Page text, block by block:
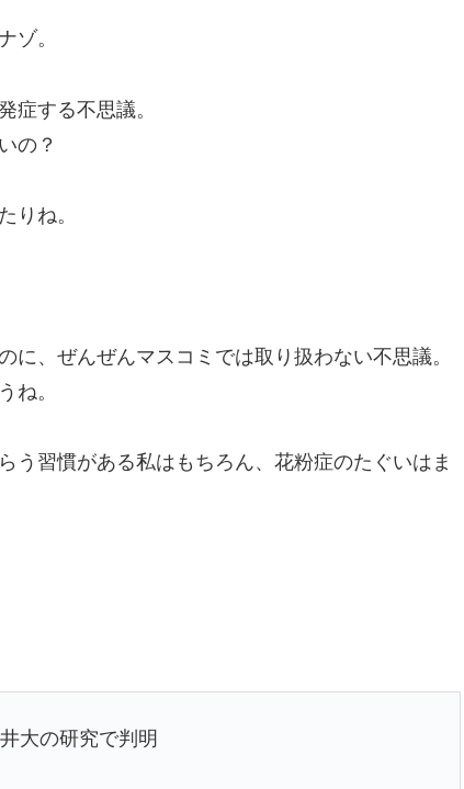
ゾ。
症する不思議。
の？
りね。
、ぜんぜんマスコミでは取り扱わない不思議。
ね。
う習慣がある私はもちろん、花粉症のたぐいはま
大の研究で判明